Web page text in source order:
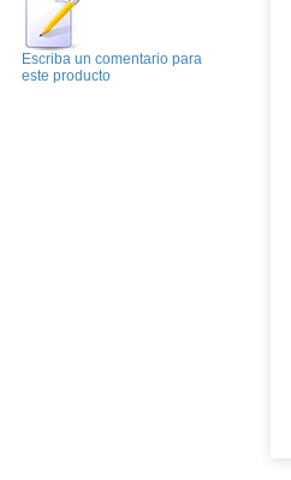
Escriba un comentario para
este producto
375 g
16.40 € 15.53 €